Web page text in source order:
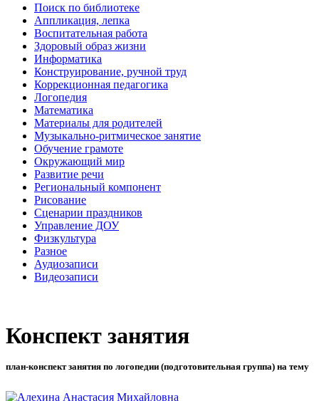
Поиск по библиотеке
Аппликация, лепка
Воспитательная работа
Здоровый образ жизни
Информатика
Конструирование, ручной труд
Коррекционная педагогика
Логопедия
Математика
Материалы для родителей
Музыкально-ритмическое занятие
Обучение грамоте
Окружающий мир
Развитие речи
Региональный компонент
Рисование
Сценарии праздников
Управление ДОУ
Физкультура
Разное
Аудиозаписи
Видеозаписи
Конспект занятия
план-конспект занятия по логопедии (подготовительная группа) на тему